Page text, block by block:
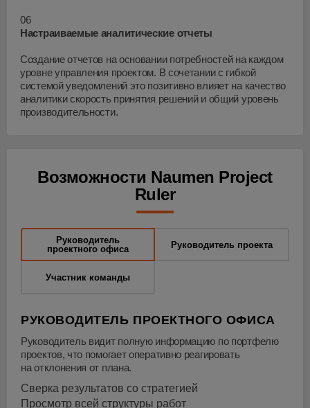
06
Настраиваемые аналитические отчеты
Создание отчетов на основании потребностей на каждом
уровне управления проектом. В сочетании с гибкой
системой уведомлений это позитивно влияет на качество
аналитики скорость принятия решений и общий уровень
производительности.
Возможности Naumen Project
Ruler
Руководитель
проектного офиса
Руководитель проекта
Участник команды
РУКОВОДИТЕЛЬ ПРОЕКТНОГО ОФИСА
Руководитель видит полную информацию по портфелю
проектов, что помогает оперативно реагировать
на отклонения от плана.
Сверка результатов со стратегией
Просмотр всей структуры работ